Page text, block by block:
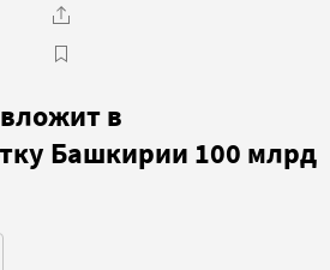
в
Башкирии 100 млрд